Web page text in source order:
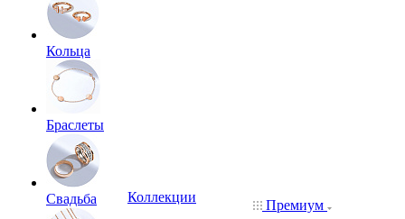
Кольца
Браслеты
Свадьба
Коллекции
Премиум